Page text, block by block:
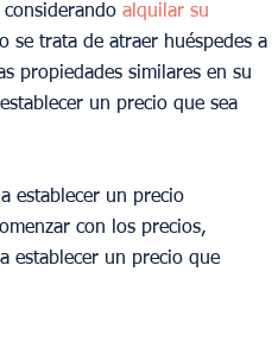
alquilar su
se trata de atraer huéspedes a
propiedades similares en su
un precio que sea
establecer un precio
con los precios,
establecer un precio que